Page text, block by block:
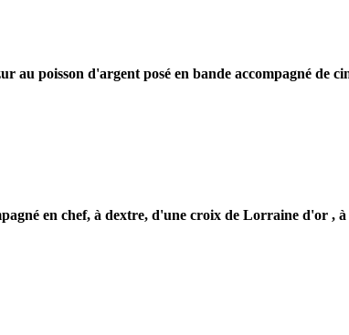
poisson d'argent posé en bande accompagné de
en chef, à dextre, d'une croix de Lorraine d'or ,